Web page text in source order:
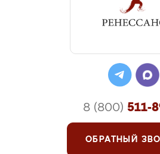
8 (800) 511-
ОБРАТНЫЙ